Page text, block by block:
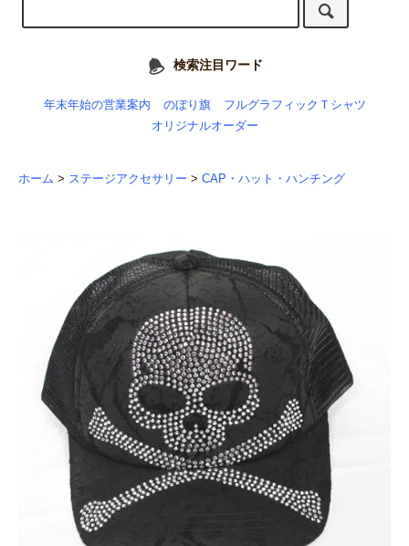
検索注目ワード
年末年始の営業案内 のぼり旗
フルグラフィックＴシャツ
オリジナルオーダー
ホーム > ステージアクセサリー > CAP・ハット・ハンチング